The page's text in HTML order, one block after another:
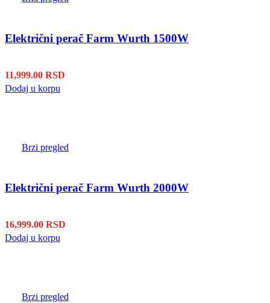
Električni perač Farm Wurth 1500W
11,999.00 RSD
Dodaj u korpu
Brzi pregled
Električni perač Farm Wurth 2000W
16,999.00 RSD
Dodaj u korpu
Brzi pregled